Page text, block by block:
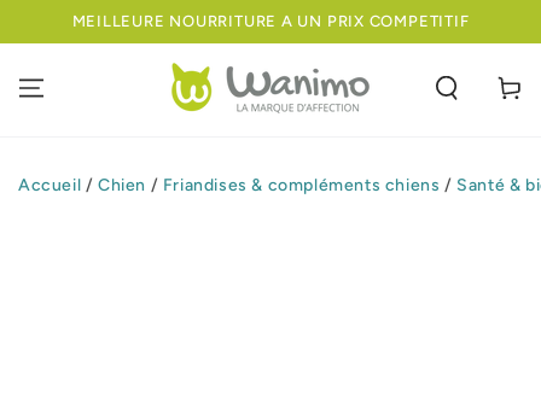
IGNORER LE
MEILLEURE NOURRITURE A UN PRIX COMPETITIF
Panier
Accueil / Chien / Friandises & compléments chiens / Santé &